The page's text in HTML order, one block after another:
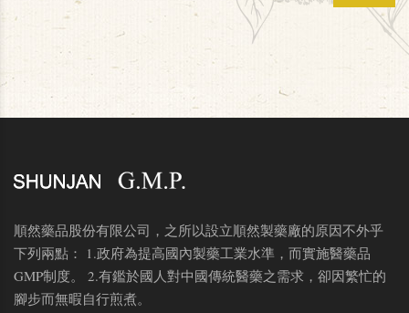
順然藥品股份有限公司，之所以設立順然製藥廠的原因不外乎
下列兩點： 1.政府為提高國內製藥工業水準，而實施醫藥品
GMP制度。 2.有鑑於國人對中國傳統醫藥之需求，卻因繁忙的
腳步而無暇自行煎煮。